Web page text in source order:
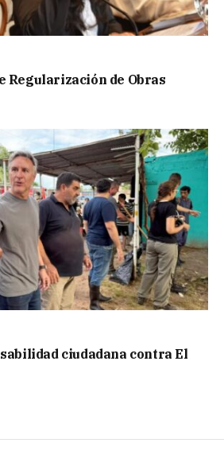
Regularización de Obras
ciudadana contra El